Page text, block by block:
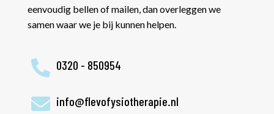
eenvoudig bellen of mailen, dan overleggen we
samen waar we je bij kunnen helpen.
 0320 - 850954
 info@flevofysiotherapie.nl